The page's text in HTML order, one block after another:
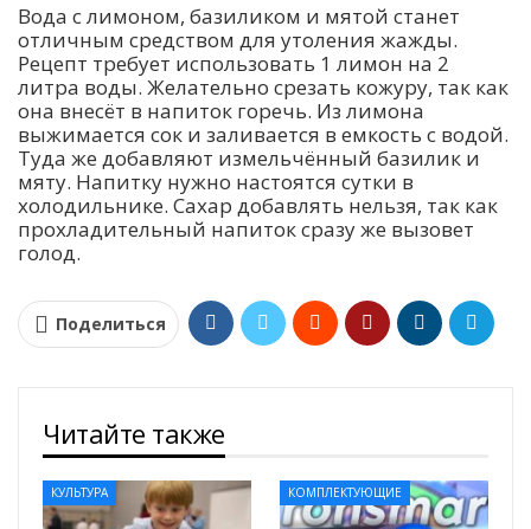
Вода с лимоном, базиликом и мятой станет
отличным средством для утоления жажды.
Рецепт требует использовать 1 лимон на 2
литра воды. Желательно срезать кожуру, так как
она внесёт в напиток горечь. Из лимона
выжимается сок и заливается в емкость с водой.
Туда же добавляют измельчённый базилик и
мяту. Напитку нужно настоятся сутки в
холодильнике. Сахар добавлять нельзя, так как
прохладительный напиток сразу же вызовет
голод.
Поделиться
Читайте также
КУЛЬТУРА КОМПЛЕКТУЮЩИЕ